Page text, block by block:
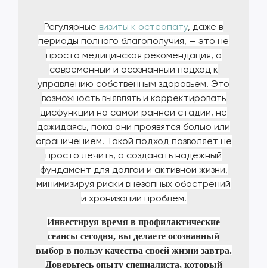
Регулярные визиты к остеопату, даже в
периоды полного благополучия, — это не
просто медицинская рекомендация, а
современный и осознанный подход к
управлению собственным здоровьем. Это
возможность выявлять и корректировать
дисфункции на самой ранней стадии, не
дожидаясь, пока они проявятся болью или
ограничением. Такой подход позволяет не
просто лечить, а создавать надежный
фундамент для долгой и активной жизни,
минимизируя риски внезапных обострений
и хронизации проблем.
Инвестируя время в профилактические
сеансы сегодня, вы делаете осознанный
выбор в пользу качества своей жизни завтра.
Доверьтесь опыту специалиста, который